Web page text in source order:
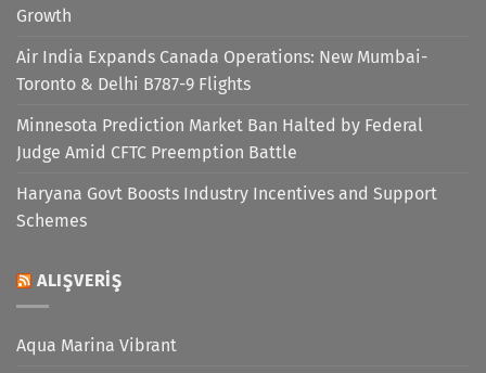
Growth
Air India Expands Canada Operations: New Mumbai-
Toronto & Delhi B787-9 Flights
Minnesota Prediction Market Ban Halted by Federal
Judge Amid CFTC Preemption Battle
Haryana Govt Boosts Industry Incentives and Support
Schemes
ALIŞVERIŞ
Aqua Marina Vibrant